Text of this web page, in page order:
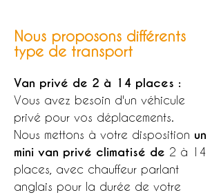
Nous proposons différents
type de transport
Van privé de 2 à 14 places :
Vous avez besoin d'un véhicule
privé pour vos déplacements.
​Nous mettons à votre disposition un
mini van privé climatisé de 2 à 14
places, avec chauffeur parlant
anglais pour la durée de votre